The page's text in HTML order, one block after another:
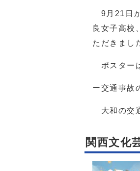
9月21日か
良女子高校
ただきまし
ポスター
ー交通事故
大和の交
関西文化